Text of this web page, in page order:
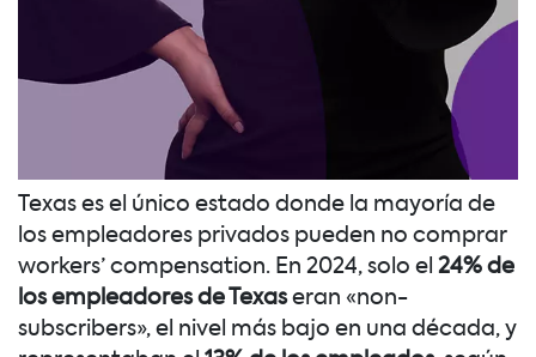
Texas es el único estado donde la mayoría de
los empleadores privados pueden no comprar
workers’ compensation. En 2024, solo el 24% de
los empleadores de Texaseran «non-
subscribers», el nivel más bajo en una década, y